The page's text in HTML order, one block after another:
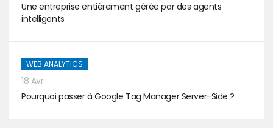
Une entreprise entièrement gérée par des agents
intelligents
WEB ANALYTICS
18 Avr
Pourquoi passer à Google Tag Manager Server-Side ?